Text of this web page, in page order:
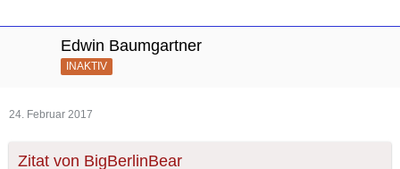
Edwin Baumgartner
INAKTIV
24. Februar 2017
Zitat von BigBerlinBear